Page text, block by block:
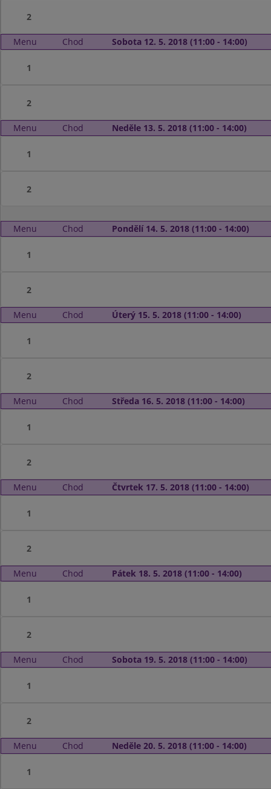
2
Menu Chod Sobota 12. 5. 2018 (11:00 - 14:00)
1
2
Menu Chod Neděle 13. 5. 2018 (11:00 - 14:00)
1
2
Menu Chod Pondělí 14. 5. 2018 (11:00 - 14:00)
1
2
Menu Chod Úterý 15. 5. 2018 (11:00 - 14:00)
1
2
Menu Chod Středa 16. 5. 2018 (11:00 - 14:00)
1
2
Menu Chod Čtvrtek 17. 5. 2018 (11:00 - 14:00)
1
2
Menu Chod Pátek 18. 5. 2018 (11:00 - 14:00)
1
2
Menu Chod Sobota 19. 5. 2018 (11:00 - 14:00)
1
2
Menu Chod Neděle 20. 5. 2018 (11:00 - 14:00)
1